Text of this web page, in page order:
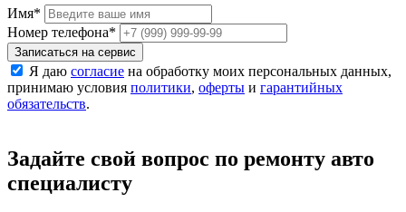
Имя*
Номер телефона*
Записаться на сервис
Я даю согласие на обработку моих персональных данных,
принимаю условия политики, оферты и гарантийных
обязательств.
Задайте свой вопрос по ремонту авто
специалисту